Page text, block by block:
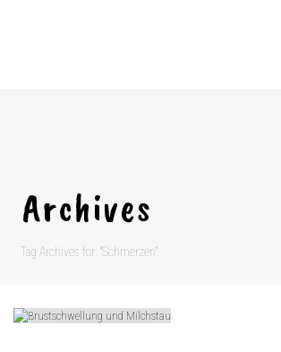
Archives
Tag Archives for: "Schmerzen"